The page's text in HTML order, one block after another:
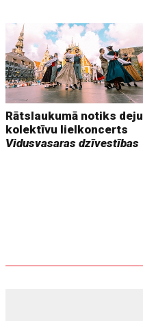
Rātslaukumā notiks deju
kolektīvu lielkoncerts
Vidusvasaras dzīvestības